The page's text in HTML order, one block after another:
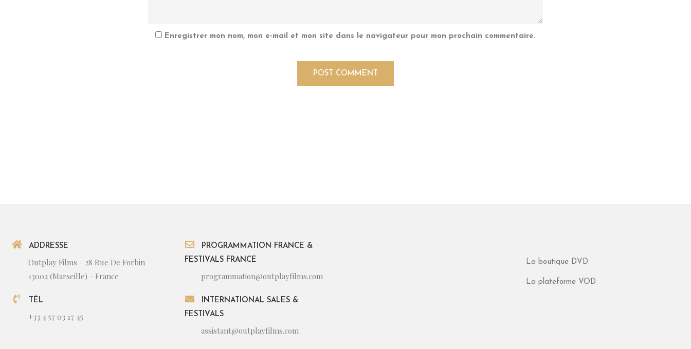
Enregistrer mon nom, mon e-mail et mon site dans le navigateur pour mon prochain commentaire.
ADDRESSE
Outplay Films - 28 Rue De Forbin
13002 (Marseille) - France
TÉL
+33 4 57 03 17 45
PROGRAMMATION FRANCE &
FESTIVALS FRANCE
programmation@outplayfilms.com
INTERNATIONAL SALES &
FESTIVALS
assistant@outplayfilms.com
La boutique DVD
La plateforme VOD